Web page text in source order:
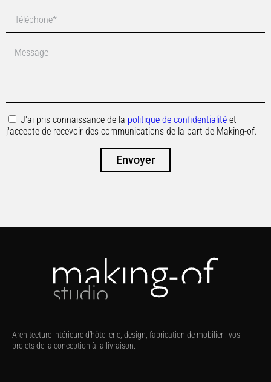
J'ai pris connaissance de la politique de confidentialité et
j'accepte de recevoir des communications de la part de Making-of.
Envoyer
Architecture intérieure d’hôtellerie, design, fabrication de mobilier : vos
projets de la conception à la livraison.